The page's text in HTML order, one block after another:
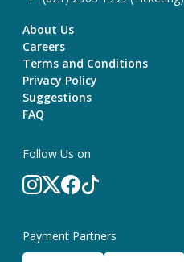
About Us
Careers
Terms and Conditions
Privacy Policy
Suggestions
FAQ
Follow Us on
Payment Partners